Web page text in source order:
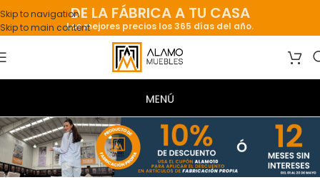
Skip to navigation
Skip to main content
DE LA FÁBRICA A TU CASA
Los mejores precios los 365 días del año.